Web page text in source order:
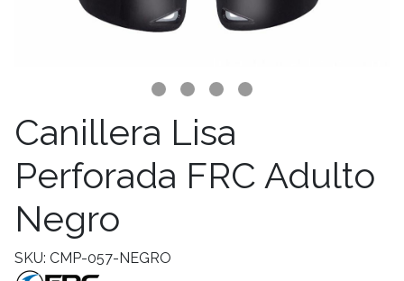
Canillera Lisa
Perforada FRC Adulto
Negro
SKU: CMP-057-NEGRO